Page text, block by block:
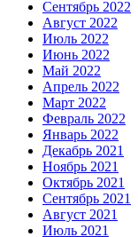
Сентябрь 2022
Август 2022
Июль 2022
Июнь 2022
Май 2022
Апрель 2022
Март 2022
Февраль 2022
Январь 2022
Декабрь 2021
Ноябрь 2021
Октябрь 2021
Сентябрь 2021
Август 2021
Июль 2021